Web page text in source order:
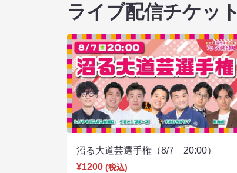
ライブ配信チケット
沼る大道芸選手権（8/7 20:00）
¥1200 (税込)